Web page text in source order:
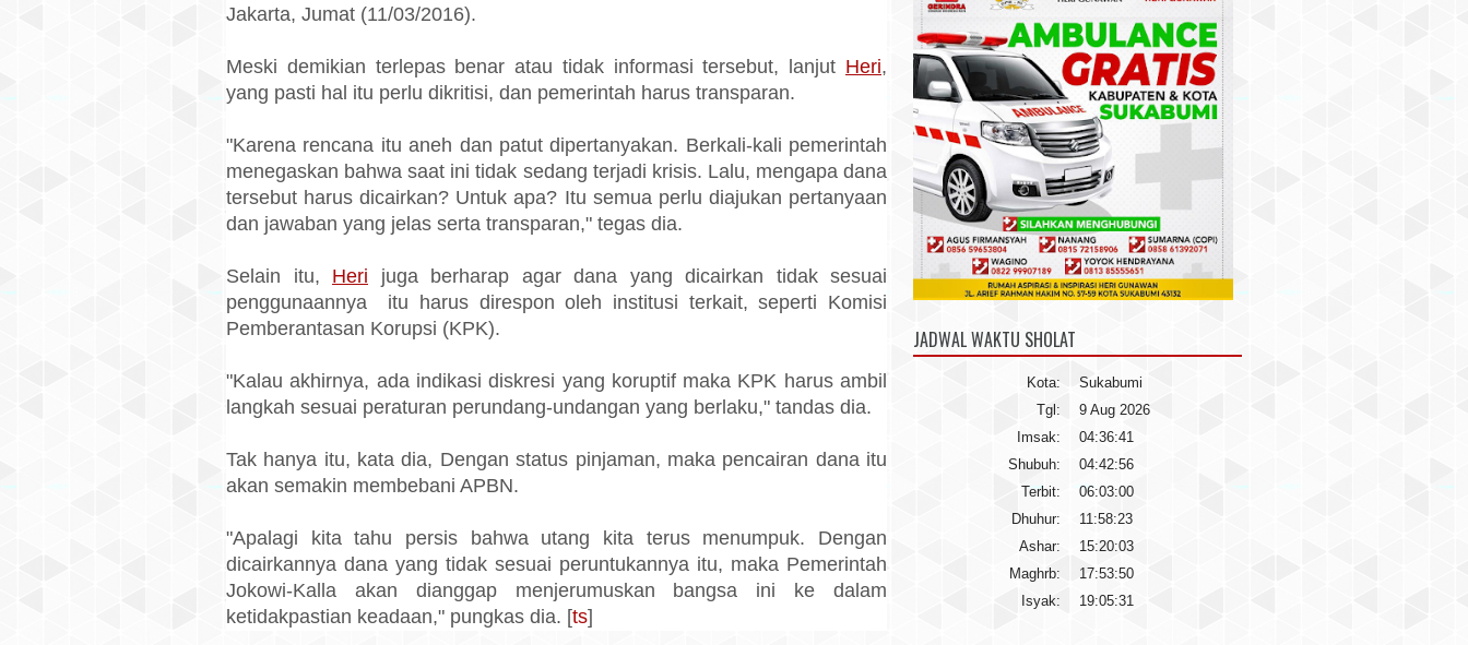
Jakarta, Jumat (11/03/2016).
Meski demikian terlepas benar atau tidak informasi tersebut, lanjut Heri,
yang pasti hal itu perlu dikritisi, dan pemerintah harus transparan.
"Karena rencana itu aneh dan patut dipertanyakan. Berkali-kali pemerintah
menegaskan bahwa saat ini tidak sedang terjadi krisis. Lalu, mengapa dana
tersebut harus dicairkan? Untuk apa? Itu semua perlu diajukan pertanyaan
dan jawaban yang jelas serta transparan," tegas dia.
Selain itu, Heri juga berharap agar dana yang dicairkan tidak sesuai
penggunaannya itu harus direspon oleh institusi terkait, seperti Komisi
Pemberantasan Korupsi (KPK).
"Kalau akhirnya, ada indikasi diskresi yang koruptif maka KPK harus ambil
langkah sesuai peraturan perundang-undangan yang berlaku," tandas dia.
Tak hanya itu, kata dia, Dengan status pinjaman, maka pencairan dana itu
akan semakin membebani APBN.
"Apalagi kita tahu persis bahwa utang kita terus menumpuk. Dengan
dicairkannya dana yang tidak sesuai peruntukannya itu, maka Pemerintah
Jokowi-Kalla akan dianggap menjerumuskan bangsa ini ke dalam
ketidakpastian keadaan," pungkas dia. [ts]
JADWAL WAKTU SHOLAT
Kota:
Sukabumi
Tgl:
9 Aug 2026
Imsak:
04:36:41
Shubuh:
04:42:56
Terbit:
06:03:00
Dhuhur:
11:58:23
Ashar:
15:20:03
Maghrb:
17:53:50
Isyak:
19:05:31